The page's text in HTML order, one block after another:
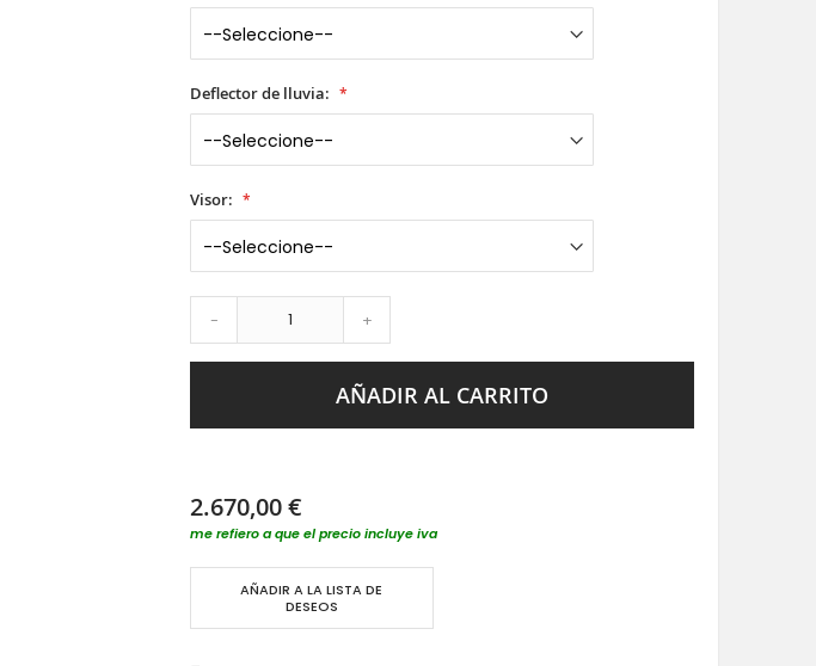
Deflector de lluvia:
Visor:
- +
AÑADIR AL CARRITO
2.670,00 €
me refiero a que el precio incluye iva
AÑADIR A LA LISTA DE
DESEOS